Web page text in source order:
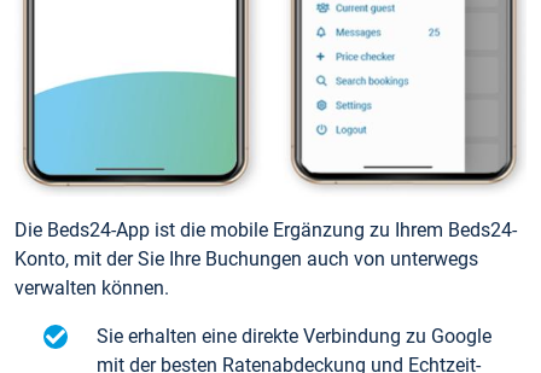
Die Beds24-App ist die mobile Ergänzung zu Ihrem Beds24-
Konto, mit der Sie Ihre Buchungen auch von unterwegs
verwalten können.
Sie erhalten eine direkte Verbindung zu Google
mit der besten Ratenabdeckung und Echtzeit-